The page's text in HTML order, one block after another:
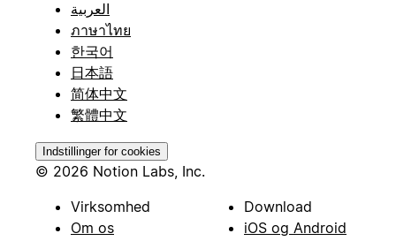
العربية
ภาษาไทย
한국어
日本語
简体中文
繁體中文
Indstillinger for cookies
© 2026 Notion Labs, Inc.
Virksomhed
Om os
Download
iOS og Android